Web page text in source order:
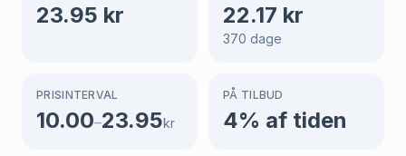
23.95 kr 22.17 kr
370 dage
PRISINTERVAL
10.00–23.95kr
PÅ TILBUD
4% af tiden